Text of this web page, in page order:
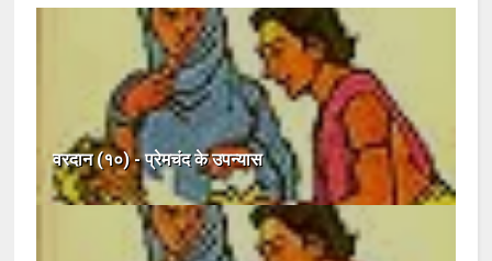
वरदान (१०) - प्रेमचंद के उपन्यास